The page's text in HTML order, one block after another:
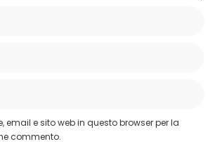
email e sito web in questo browser per la
commento.